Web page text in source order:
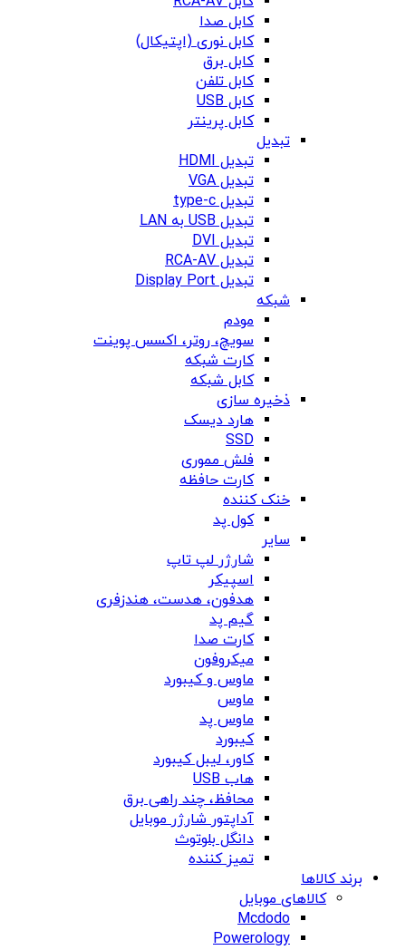
کابل صدا
کابل نوری (اپتیکال)
کابل برق
کابل تلفن
کابل USB
کابل پرینتر
تبدیل
تبدیل HDMI
تبدیل VGA
تبدیل type-c
تبدیل USB به LAN
تبدیل DVI
تبدیل RCA-AV
تبدیل Display Port
شبکه
مودم
سویچ، روتر، اکسس پوینت
کارت شبکه
کابل شبکه
ذخیره سازی
هارد دیسک
SSD
فلش مموری
کارت حافظه
خنک کننده
کول پد
سایر
شارژر لپ تاپ
اسپیکر
هدفون، هدست، هندزفری
گیم پد
کارت صدا
میکروفون
ماوس و کیبورد
ماوس
ماوس پد
کیبورد
کاور، لیبل کیبورد
هاب USB
محافظ، چند راهی برق
آداپتور شارژر موبایل
دانگل بلوتوث
تمیز کننده
برند کالاها
کالاهای موبایل
Mcdodo
Powerology